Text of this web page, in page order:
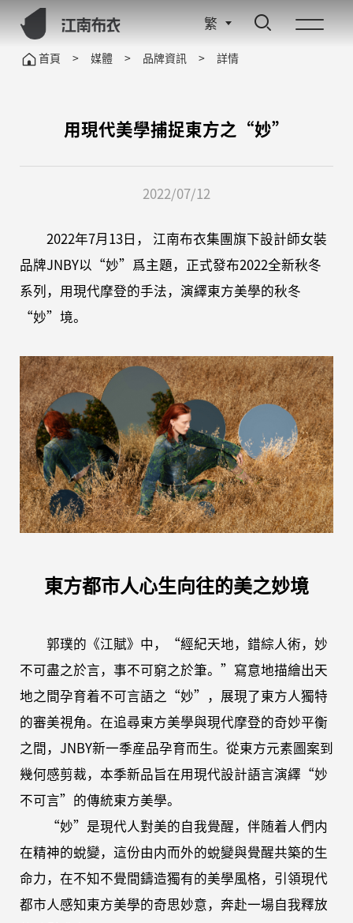
繁
首頁 > 媒體 > 品牌資訊 > 詳情
用現代美學捕捉東方之“妙”
2022/07/12
2022年7月13日， 江南布衣集團旗下設計師女裝
品牌JNBY以“妙”爲主題，正式發布2022全新秋冬
系列，用現代摩登的手法，演繹東方美學的秋冬
“妙”境。
東方都市人心生向往的美之妙境
郭璞的《江賦》中，“經紀天地，錯綜人術，妙
不可盡之於言，事不可窮之於筆。”寫意地描繪出天
地之間孕育着不可言語之“妙”，展現了東方人獨特
的審美視角。在追尋東方美學與現代摩登的奇妙平衡
之間，JNBY新一季産品孕育而生。從東方元素圖案到
幾何感剪裁，本季新品旨在用現代設計語言演繹“妙
不可言”的傳統東方美學。
“妙”是現代人對美的自我覺醒，伴随着人們内
在精神的蛻變，這份由内而外的蛻變與覺醒共築的生
命力，在不知不覺間鑄造獨有的美學風格，引領現代
都市人感知東方美學的奇思妙意，奔赴一場自我釋放